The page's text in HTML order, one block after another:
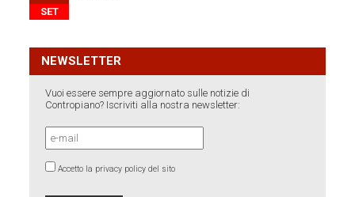
SET
NEWSLETTER
Vuoi essere sempre aggiornato sulle notizie di
Contropiano? Iscriviti alla nostra newsletter:
Accetto la privacy policy del sito